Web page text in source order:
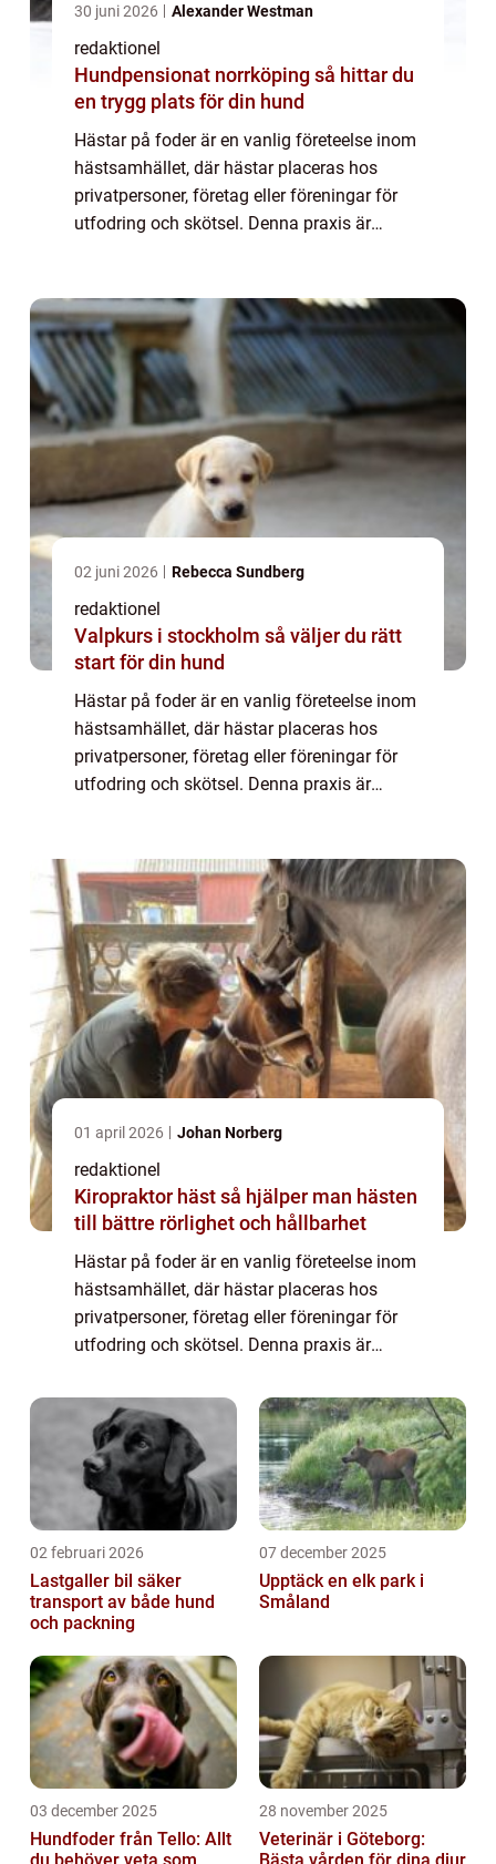
30 juni 2026 Alexander Westman
redaktionel
Hundpensionat norrköping så hittar du
en trygg plats för din hund
Hästar på foder är en vanlig företeelse inom
hästsamhället, där hästar placeras hos
privatpersoner, företag eller föreningar för
utfodring och skötsel. Denna praxis är
02 juni 2026 Rebecca Sundberg
redaktionel
Valpkurs i stockholm så väljer du rätt
start för din hund
Hästar på foder är en vanlig företeelse inom
hästsamhället, där hästar placeras hos
privatpersoner, företag eller föreningar för
utfodring och skötsel. Denna praxis är
01 april 2026 Johan Norberg
redaktionel
Kiropraktor häst så hjälper man hästen
till bättre rörlighet och hållbarhet
Hästar på foder är en vanlig företeelse inom
hästsamhället, där hästar placeras hos
privatpersoner, företag eller föreningar för
utfodring och skötsel. Denna praxis är
erbjuder både fördelar och utmaningar. I...
02 februari 2026
Lastgaller bil säker
transport av både hund
och packning
07 december 2025
Upptäck en elk park i
Småland
03 december 2025
Hundfoder från Tello: Allt
du behöver veta som
28 november 2025
Veterinär i Göteborg:
Bästa vården för dina djur